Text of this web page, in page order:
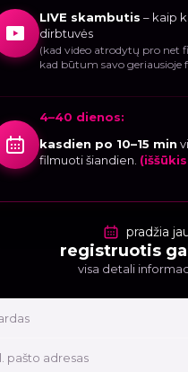
LIVE skambutis – kaip
dirbtuvės
(kad video atrodytų pro net
kad būtum savo geriausioje
4–40 dienos:
kasdien po 10–15 min
filmuoti šiandien.
pradžia
registruotis
visa detali